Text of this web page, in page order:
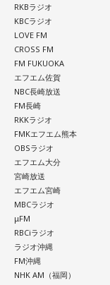
RKBラジオ
KBCラジオ
LOVE FM
CROSS FM
FM FUKUOKA
エフエム佐賀
NBC長崎放送
FM長崎
RKKラジオ
FMKエフエム熊本
OBSラジオ
エフエム大分
宮崎放送
エフエム宮崎
MBCラジオ
μFM
RBCiラジオ
ラジオ沖縄
FM沖縄
NHK AM（福岡）